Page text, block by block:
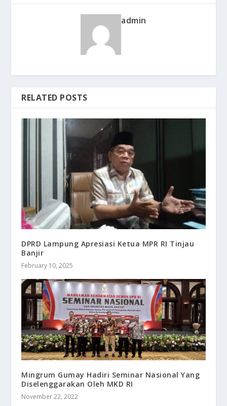
admin
RELATED POSTS
DPRD Lampung Apresiasi Ketua MPR RI Tinjau
Banjir
February 10, 2025
Mingrum Gumay Hadiri Seminar Nasional Yang
Diselenggarakan Oleh MKD RI
November 22, 2022